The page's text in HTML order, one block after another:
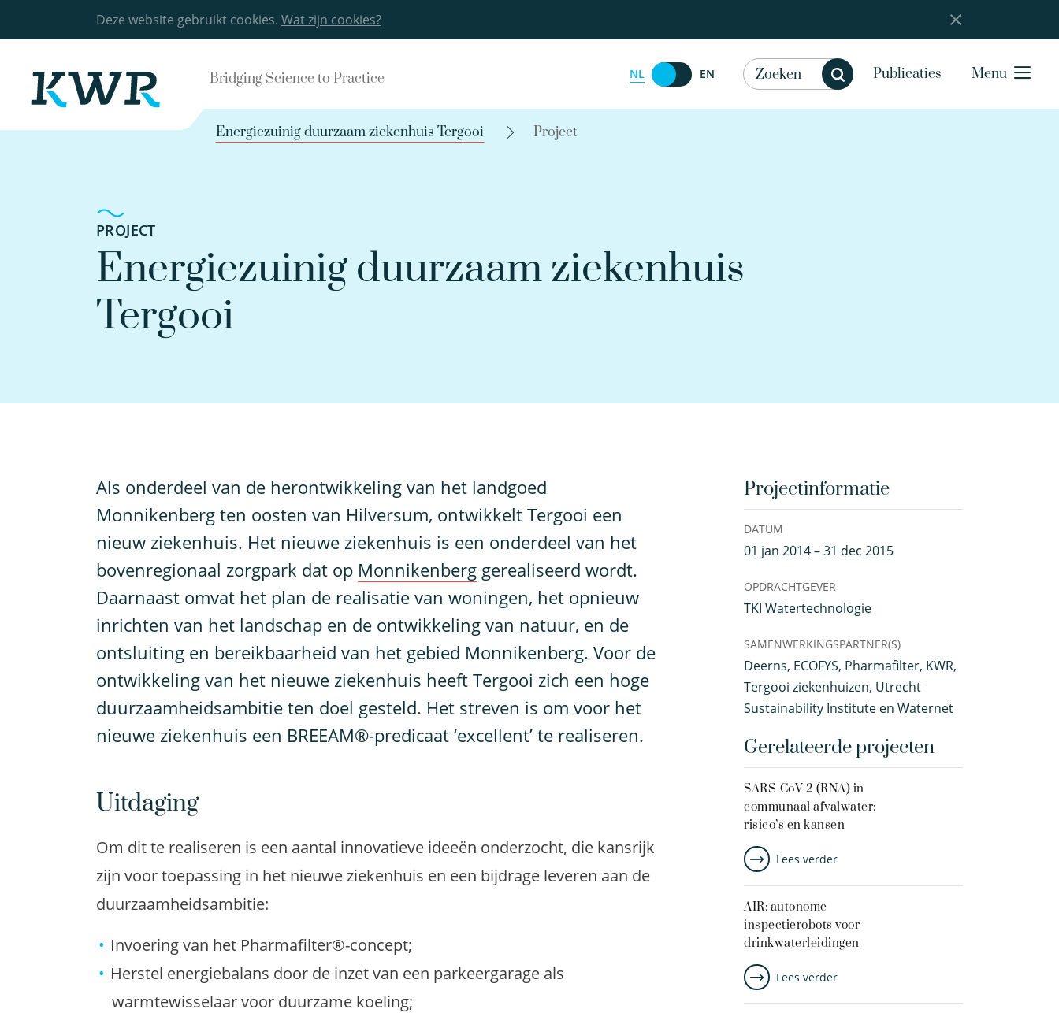
Deze website gebruikt cookies. Wat zijn cookies?
Bridging Science to Practice NL EN Publicaties Menu
Energiezuinig duurzaam ziekenhuis Tergooi Project
PROJECT
Energiezuinig duurzaam ziekenhuis
Tergooi
Als onderdeel van de herontwikkeling van het landgoed
Monnikenberg ten oosten van Hilversum, ontwikkelt Tergooi een
nieuw ziekenhuis. Het nieuwe ziekenhuis is een onderdeel van het
bovenregionaal zorgpark dat op Monnikenberg gerealiseerd wordt.
Daarnaast omvat het plan de realisatie van woningen, het opnieuw
inrichten van het landschap en de ontwikkeling van natuur, en de
ontsluiting en bereikbaarheid van het gebied Monnikenberg. Voor de
ontwikkeling van het nieuwe ziekenhuis heeft Tergooi zich een hoge
duurzaamheidsambitie ten doel gesteld. Het streven is om voor het
nieuwe ziekenhuis een BREEAM®-predicaat ‘excellent’ te realiseren.
Uitdaging
Om dit te realiseren is een aantal innovatieve ideeën onderzocht, die kansrijk
zijn voor toepassing in het nieuwe ziekenhuis en een bijdrage leveren aan de
duurzaamheidsambitie:
Invoering van het Pharmafilter®-concept;
Herstel energiebalans door de inzet van een parkeergarage als
warmtewisselaar voor duurzame koeling;
Projectinformatie
DATUM
01 jan 2014 – 31 dec 2015
OPDRACHTGEVER
TKI Watertechnologie
SAMENWERKINGSPARTNER(S)
Deerns, ECOFYS, Pharmafilter, KWR,
Tergooi ziekenhuizen, Utrecht
Sustainability Institute en Waternet
Gerelateerde projecten
SARS-CoV-2 (RNA) in
communaal afvalwater:
risico’s en kansen
Lees verder
AIR: autonome
inspectierobots voor
drinkwaterleidingen
Lees verder